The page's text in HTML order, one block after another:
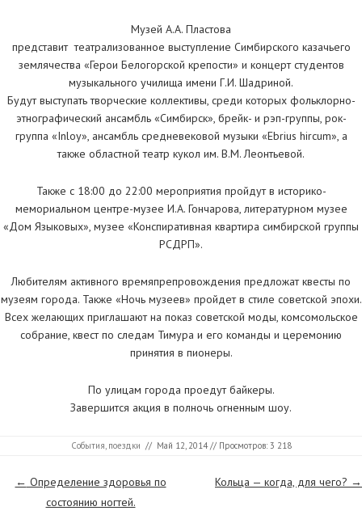
Музей А.А. Пластова
представит театрализованное выступление Симбирского казачьего
землячества «Герои Белогорской крепости» и концерт студентов
музыкального училища имени Г.И. Шадриной.
Будут выступать творческие коллективы, среди которых фольклорно-
этнографический ансамбль «Симбирск», брейк- и рэп-группы, рок-
группа «Inloy», ансамбль средневековой музыки «Ebrius hircum», а
также областной театр кукол им. В.М. Леонтьевой.
Также с 18:00 до 22:00 мероприятия пройдут в историко-
мемориальном центре-музее И.А. Гончарова, литературном музее
«Дом Языковых», музее «Конспиративная квартира симбирской группы
РСДРП».
Любителям активного времяпрепровождения предложат квесты по
музеям города. Также «Ночь музеев» пройдет в стиле советской эпохи.
Всех желающих приглашают на показ советской моды, комсомольское
собрание, квест по следам Тимура и его команды и церемонию
принятия в пионеры.
По улицам города проедут байкеры.
Завершится акция в полночь огненным шоу.
События, поездки // Май 12, 2014// Просмотров: 3 218
Страницы
← Определение здоровья по
состоянию ногтей.
Кольца — когда, для чего? →